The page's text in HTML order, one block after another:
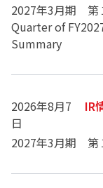
2027年3月期 第
Quarter of
Summary
2026年8月7
日
IR
2027年3月期 第